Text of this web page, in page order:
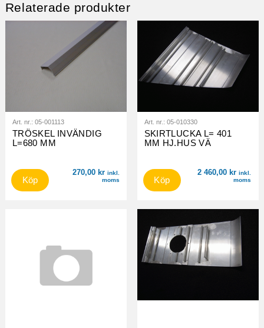
Relaterade produkter
Art. nr.: 05-001113
TRÖSKEL INVÄNDIG
L=680 MM
270,00 kr inkl.
moms
Köp
Art. nr.: 05-010330
SKIRTLUCKA L= 401
MM HJ.HUS VÄ
2 460,00 kr inkl.
moms
Köp